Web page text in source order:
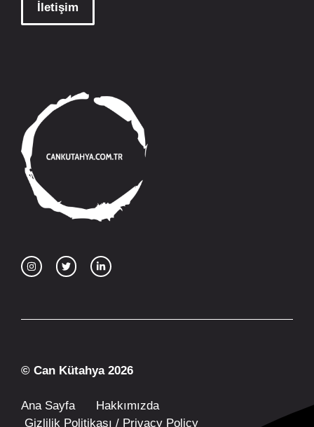
İletişim
© Can Kütahya 2026
Ana Sayfa
Hakkımızda
Gizlilik Politikası / Privacy Policy